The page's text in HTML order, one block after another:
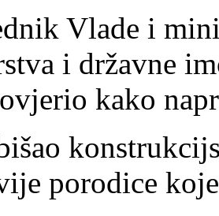
Vlade i
i državne
kako
porodice